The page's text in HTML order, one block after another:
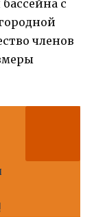
с
членов